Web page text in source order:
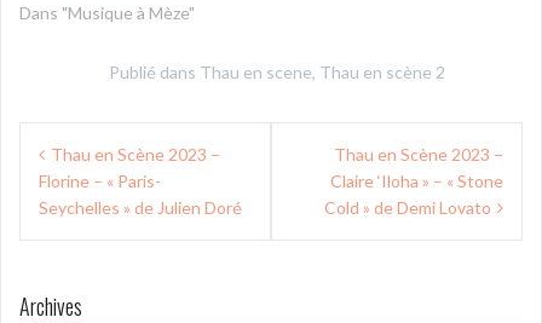
Dans "Musique à Mèze"
Publié dans Thau en scene, Thau en scène 2
Navigation
de
l’article
Thau en Scène 2023 –
Florine – « Paris-
Seychelles » de Julien Doré
Thau en Scène 2023 –
Claire ‘Iloha » – « Stone
Cold » de Demi Lovato
Archives